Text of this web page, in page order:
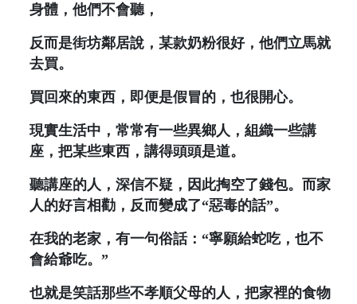
身體，他們不會聽，
反而是街坊鄰居說，某款奶粉很好，他們立馬就
去買。
買回來的東西，即便是假冒的，也很開心。
現實生活中，常常有一些異鄉人，組織一些講
座，把某些東西，講得頭頭是道。
聽講座的人，深信不疑，因此掏空了錢包。而家
人的好言相勸，反而變成了“惡毒的話”。
在我的老家，有一句俗話：“寧願給蛇吃，也不
會給爺吃。”
也就是笑話那些不孝順父母的人，把家裡的食物